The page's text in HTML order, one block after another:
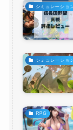
シミュレーショ
シミュレーショ
RPG